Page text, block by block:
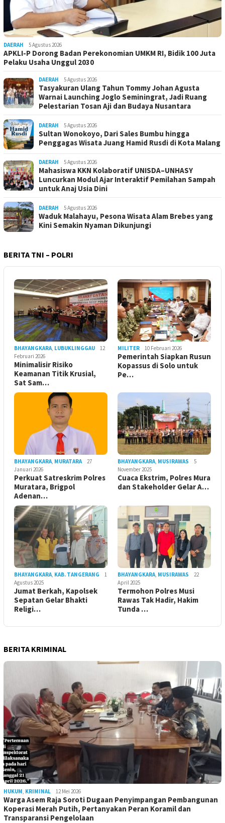
DAERAH 5 Agustus 2026
APKLI-P Dorong Badan Perekonomian UMKM RI, Bidik 100 Juta
Pelaku Usaha Unggul 2030
DAERAH 5 Agustus 2026
Tasyakuran Ulang Tahun Tommy Johan Agusta
Warnai Launching Joglo Seminingrat, Jadi Ruang
Pelestarian Tosan Aji dan Budaya Nusantara
DAERAH 5 Agustus 2026
Sultan Wonokoyo, Dari Sales Bumbu hingga
Penggagas Wisata Juang Hamid Rusdi di Kota Malang
DAERAH 5 Agustus 2026
Mahasiswa KKN Kolaboratif UNISDA–UNHASY
Luncurkan Modul Ajar Interaktif Pemilahan Sampah
untuk Anaj Usia Dini
DAERAH 5 Agustus 2026
Waduk Malahayu, Pesona Wisata Alam Brebes yang
Kini Semakin Nyaman Dikunjungi
BERITA TNI – POLRI
BHAYANGKARA, LUBUKLINGGAU
12
Februari 2026
Minimalisir Risiko
Keamanan Titik Krusial,
Sat Sam…
MILITER 10 Februari 2026
Pemerintah Siapkan Rusun
Kopassus di Solo untuk
Pe…
BHAYANGKARA, MURATARA
27
Januari 2026
Perkuat Satreskrim Polres
Muratara, Brigpol
Adenan…
BHAYANGKARA, MUSIRAWAS
5
November 2025
Cuaca Ekstrim, Polres Mura
dan Stakeholder Gelar A…
BHAYANGKARA, KAB. TANGERANG
1
Agustus 2025
Jumat Berkah, Kapolsek
Sepatan Gelar Bhakti
Religi…
BHAYANGKARA, MUSIRAWAS
22
April 2025
Termohon Polres Musi
Rawas Tak Hadir, Hakim
Tunda …
BERITA KRIMINAL
HUKUM, KRIMINAL 12 Mei 2026
Warga Asem Raja Soroti Dugaan Penyimpangan Pembangunan
Koperasi Merah Putih, Pertanyakan Peran Koramil dan
Transparansi Pengelolaan